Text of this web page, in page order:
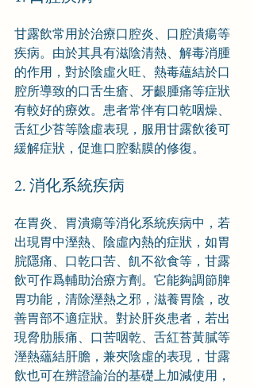
甘露飲常用於治療口腔炎、口腔潰瘍等
疾病。由於其具有滋陰清熱、解毒消腫
的作用，對於陰虛火旺、熱毒蘊結於口
腔所導致的口舌生瘡、牙齦腫痛等症狀
有較好的療效。患者常伴有口乾咽燥、
舌紅少苔等陰虛表現，服用甘露飲後可
緩解症狀，促進口腔黏膜的修復。
2. 消化系統疾病
在胃炎、胃潰瘍等消化系統疾病中，若
出現胃中溼熱、陰虛內熱的症狀，如胃
脘隱痛、口乾口苦、飢不欲食等，甘露
飲可作爲輔助治療方劑。它能夠調節脾
胃功能，清除溼熱之邪，滋養胃陰，改
善胃部不適症狀。對於肝炎患者，若出
現脅肋脹痛、口苦咽乾、舌紅苔黃膩等
溼熱蘊結肝膽，兼夾陰虛的表現，甘露
飲也可在辨證論治的基礎上加減使用，